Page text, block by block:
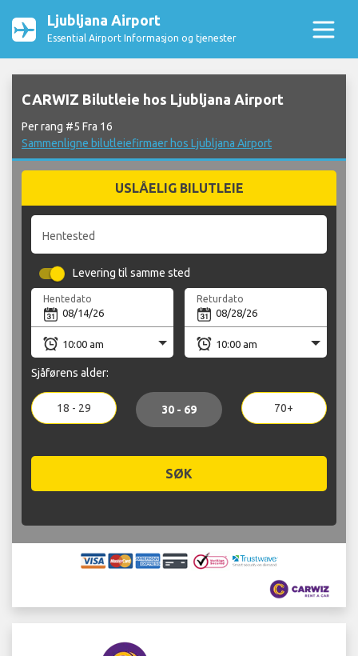
Ljubljana Airport
Essential Airport Informasjon og tjenester
CARWIZ Bilutleie hos Ljubljana Airport
Per rang #5 Fra 16
Sammenligne bilutleiefirmaer hos Ljubljana Airport
USLÅELIG BILUTLEIE
Hentested
Levering til samme sted
Hentedato Returdato
Sjåførens alder:
18 - 29 30 - 69 70+
SØK